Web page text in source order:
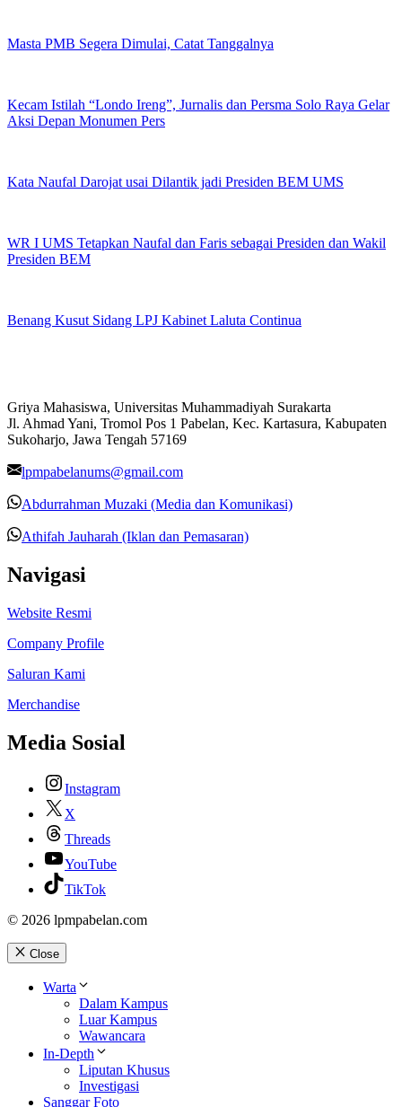
Masta PMB Segera Dimulai, Catat Tanggalnya
Kecam Istilah “Londo Ireng”, Jurnalis dan Persma Solo Raya Gelar
Aksi Depan Monumen Pers
Kata Naufal Darojat usai Dilantik jadi Presiden BEM UMS
WR I UMS Tetapkan Naufal dan Faris sebagai Presiden dan Wakil
Presiden BEM
Benang Kusut Sidang LPJ Kabinet Laluta Continua
Griya Mahasiswa, Universitas Muhammadiyah Surakarta
Jl. Ahmad Yani, Tromol Pos 1 Pabelan, Kec. Kartasura, Kabupaten
Sukoharjo, Jawa Tengah 57169
lpmpabelanums@gmail.com
Abdurrahman Muzaki (Media dan Komunikasi)
Athifah Jauharah (Iklan dan Pemasaran)
Navigasi
Website Resmi
Company Profile
Saluran Kami
Merchandise
Media Sosial
Instagram
X
Threads
YouTube
TikTok
© 2026 lpmpabelan.com
Close
Warta
Dalam Kampus
Luar Kampus
Wawancara
In-Depth
Liputan Khusus
Investigasi
Sanggar Foto